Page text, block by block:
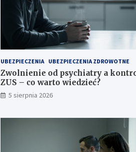
UBEZPIECZENIA UBEZPIECZENIA ZDROWOTNE
Zwolnienie od psychiatry a
ZUS – co warto wiedzieć?
5 sierpnia 2026